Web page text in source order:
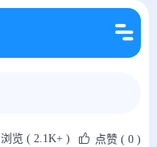
浏览 ( 2.1K+ ) 点赞 ( 0 )